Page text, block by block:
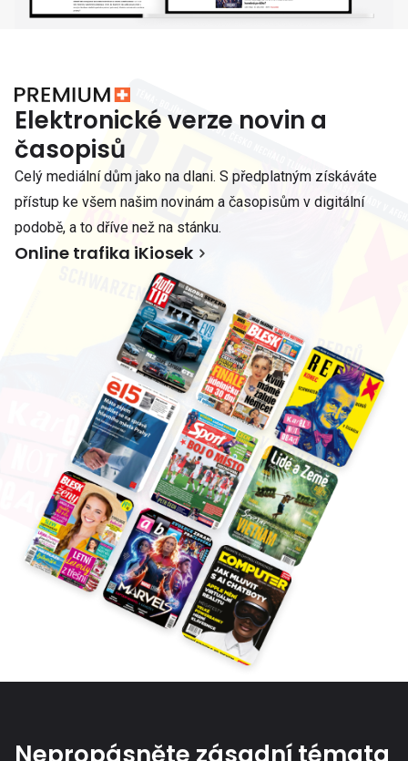
Elektronické verze novin a
časopisů
Celý mediální dům jako na dlani. S předplatným získáváte
přístup ke všem našim novinám a časopisům v digitální
podobě, a to dříve než na stánku.
Online trafika iKiosek